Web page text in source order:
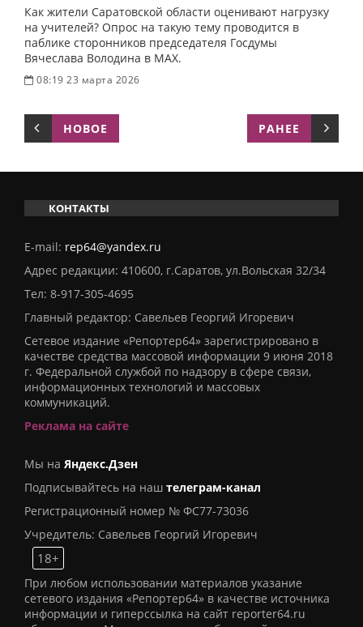
Как жители Саратовской области оценивают нагрузку
на учителей? Опрос на такую тему проводится в
паблике сторонников председателя Госдумы
Вячеслава Володина в MAX.
08:19 23 марта 2026
НОВОЕ РАНЕЕ
КОНТАКТЫ
E-mail: rep64@yandex.ru
Адрес редакции: 410600, г.Саратов, ул.Вольская 32/34
Тел: 8-917-305-4695
Главный редактор: Савельев Георгий Игоревич
Сетевое издание «Репортер64» зарегистрировано в
качестве средства массовой информации 9 июня 2018
г. Федеральной службой по надзору в сфере связи,
информационных технологий и массовых
коммуникаций.
Реклама на сайте
Мы на Яндекс.Дзен
Подписывайтесь на наш телеграм-канал
Регистрационный номер № ФС77-73036
Учредитель: Савельев Георгий Игоревич
18+
При любом использовании материалов указание
сетевого издания «Репортер64» в качестве источника
информации и гиперссылка на сайт reporter64.ru